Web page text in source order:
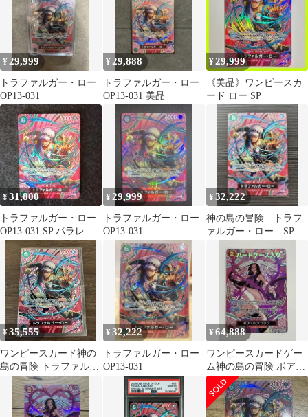
¥ 29,999
トラファルガー・ロー
OP13-031
¥ 29,888
トラファルガー・ロー
OP13-031 美品
¥29,999
《美品》ワンピースカ
ード ロー SP
¥31,800
トラファルガー・ロー
OP13-031 SP パラレル
ワンピースカードゲー
ム
¥ 29,999
トラファルガー・ロー
OP13-031
¥32,222
神の島の冒険 トラフ
ァルガー・ロー SP
¥35,555
ワンピースカード神の
島の冒険 トラファルガ
ー・ロー SP OP13-031
¥32,222
トラファルガー・ロー
OP13-031
¥64,888
ワンピースカードゲー
ム神の島の冒険 ボア・
ハンコック SP OP12-
014